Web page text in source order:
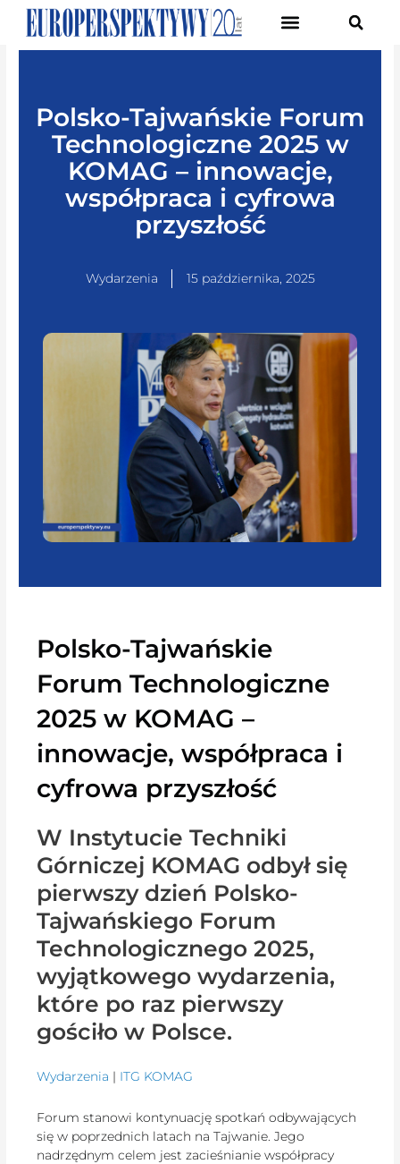
Polsko-Tajwańskie Forum
Technologiczne 2025 w
KOMAG – innowacje,
współpraca i cyfrowa
przyszłość
Wydarzenia 15 października, 2025
Polsko-Tajwańskie
Forum Technologiczne
2025 w KOMAG –
innowacje, współpraca i
cyfrowa przyszłość
W Instytucie Techniki
Górniczej KOMAG odbył się
pierwszy dzień Polsko-
Tajwańskiego Forum
Technologicznego 2025,
wyjątkowego wydarzenia,
które po raz pierwszy
gościło w Polsce.
Wydarzenia | ITG KOMAG
Forum stanowi kontynuację spotkań odbywających
się w poprzednich latach na Tajwanie. Jego
nadrzędnym celem jest zacieśnianie współpracy